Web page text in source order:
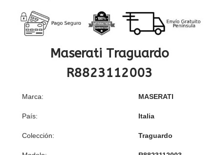
Maserati Traguardo
R8823112003
Marca: MASERATI
País: Italia
Colección: Traguardo